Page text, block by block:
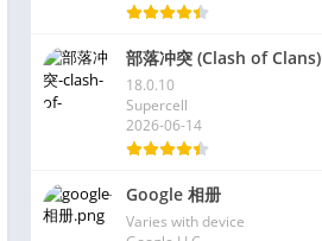
部落冲突 (Clash of Clans)
18.0.10
Supercell
2026-06-14
Google 相册
Varies with device